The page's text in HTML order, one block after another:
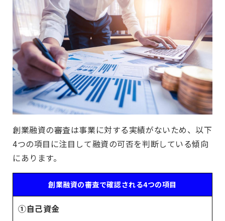
創業融資の審査は事業に対する実績がないため、以下
4つの項目に注目して融資の可否を判断している傾向
にあります。
創業融資の審査で確認される4つの項目
①自己資金